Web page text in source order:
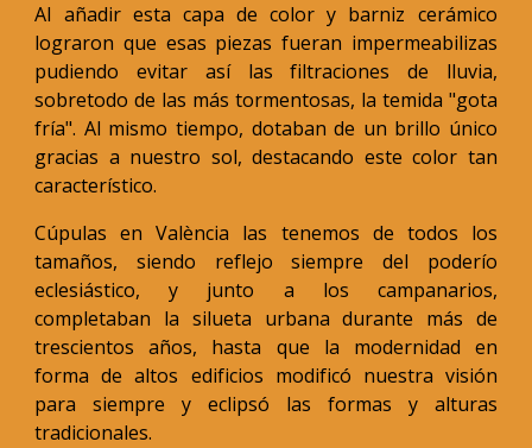
Al añadir esta capa de color y barniz cerámico
lograron que esas piezas fueran impermeabilizas
pudiendo evitar así las filtraciones de lluvia,
sobretodo de las más tormentosas, la temida "gota
fría". Al mismo tiempo, dotaban de un brillo único
gracias a nuestro sol, destacando este color tan
característico.
Cúpulas en València las tenemos de todos los
tamaños, siendo reflejo siempre del poderío
eclesiástico, y junto a los campanarios,
completaban la silueta urbana durante más de
trescientos años, hasta que la modernidad en
forma de altos edificios modificó nuestra visión
para siempre y eclipsó las formas y alturas
tradicionales.